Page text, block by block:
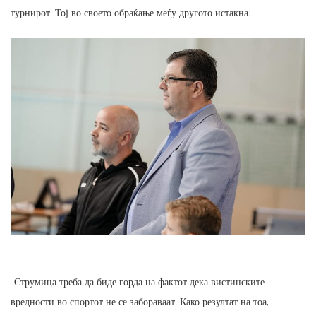
турнирот. Тој во своето обраќање меѓу другото истакна:
-Струмица треба да биде горда на фактот дека вистинските
вредности во спортот не се забораваат. Како резултат на тоа,